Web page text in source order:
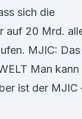
sich die
auf 20 Mrd.
MJIC: Das
Man kann
ist der MJIC